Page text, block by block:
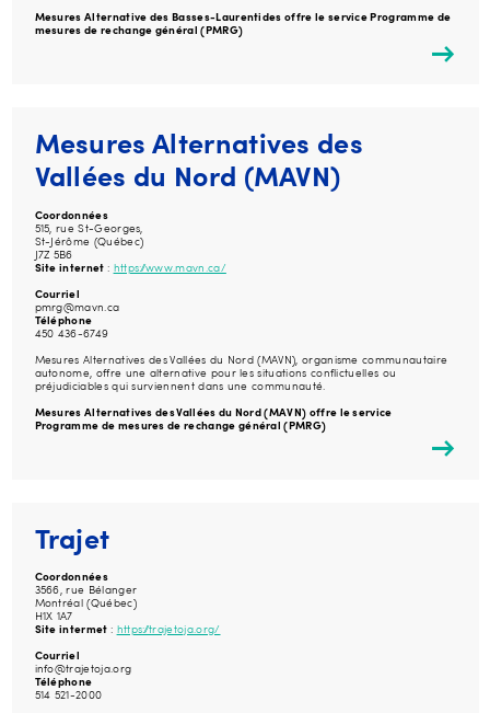
Mesures Alternative des Basses-Laurentides offre le service Programme de
mesures de rechange général (PMRG)
Mesures Alternatives des
Vallées du Nord (MAVN)
Coordonnées
515, rue St-Georges,
St-Jérôme (Québec)
J7Z 5B6
Site internet : https://www.mavn.ca/
Courriel
pmrg@mavn.ca
Téléphone
450 436-6749
Mesures Alternatives des Vallées du Nord (MAVN), organisme communautaire
autonome, offre une alternative pour les situations conflictuelles ou
préjudiciables qui surviennent dans une communauté.
Mesures Alternatives des Vallées du Nord (MAVN) offre le service
Programme de mesures de rechange général (PMRG)
Trajet
Coordonnées
3566, rue Bélanger
Montréal (Québec)
H1X 1A7
Site intermet : https://trajetoja.org/
Courriel
info@trajetoja.org
Téléphone
514 521-2000